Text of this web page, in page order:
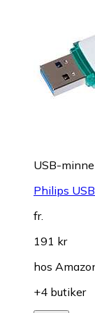
USB-
Philips
fr.
191 kr
hos
+4 butiker